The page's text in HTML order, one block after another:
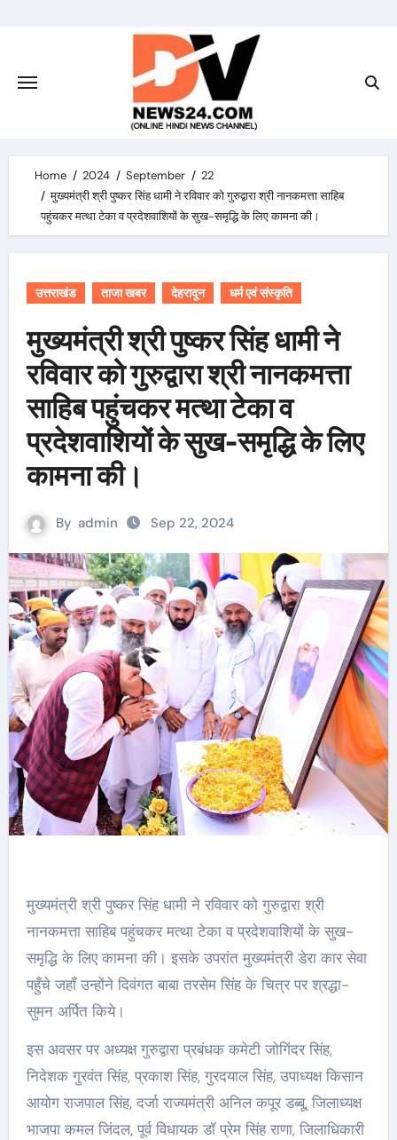
Home 2024 September
22
मुख्यमंत्री श्री पुष्कर सिंह धामी ने रविवार को गुरुद्वारा श्री नानकमत्ता साहिब
पहुंचकर मत्था टेका व प्रदेशवाशियों के सुख-समृद्धि के लिए कामना की।
उत्तराखंड ताजा खबर देहरादून धर्म एवं संस्कृति
मुख्यमंत्री श्री पुष्कर सिंह धामी ने
रविवार को गुरुद्वारा श्री नानकमत्ता
साहिब पहुंचकर मत्था टेका व
प्रदेशवाशियों के सुख-समृद्धि के लिए
कामना की।
By admin Sep 22, 2024
मुख्यमंत्री श्री पुष्कर सिंह धामी ने रविवार को गुरुद्वारा श्री
नानकमत्ता साहिब पहुंचकर मत्था टेका व प्रदेशवाशियों के सुख-
समृद्धि के लिए कामना की। इसके उपरांत मुख्यमंत्री डेरा कार सेवा
पहुँचे जहाँ उन्होंने दिवंगत बाबा तरसेम सिंह के चित्र पर श्रद्धा-
सुमन अर्पित किये।
इस अवसर पर अध्यक्ष गुरुद्वारा प्रबंधक कमेटी जोगिंदर सिंह,
निदेशक गुरवंत सिंह, प्रकाश सिंह, गुरदयाल सिंह, उपाध्यक्ष किसान
आयोग राजपाल सिंह, दर्जा राज्यमंत्री अनिल कपूर डब्बू, जिलाध्यक्ष
भाजपा कमल जिंदल, पूर्व विधायक डॉ प्रेम सिंह राणा, जिलाधिकारी